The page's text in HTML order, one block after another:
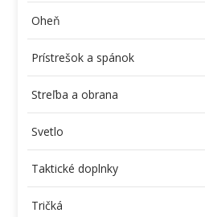
Oheň
Prístrešok a spánok
Streľba a obrana
Svetlo
Taktické doplnky
Tričká